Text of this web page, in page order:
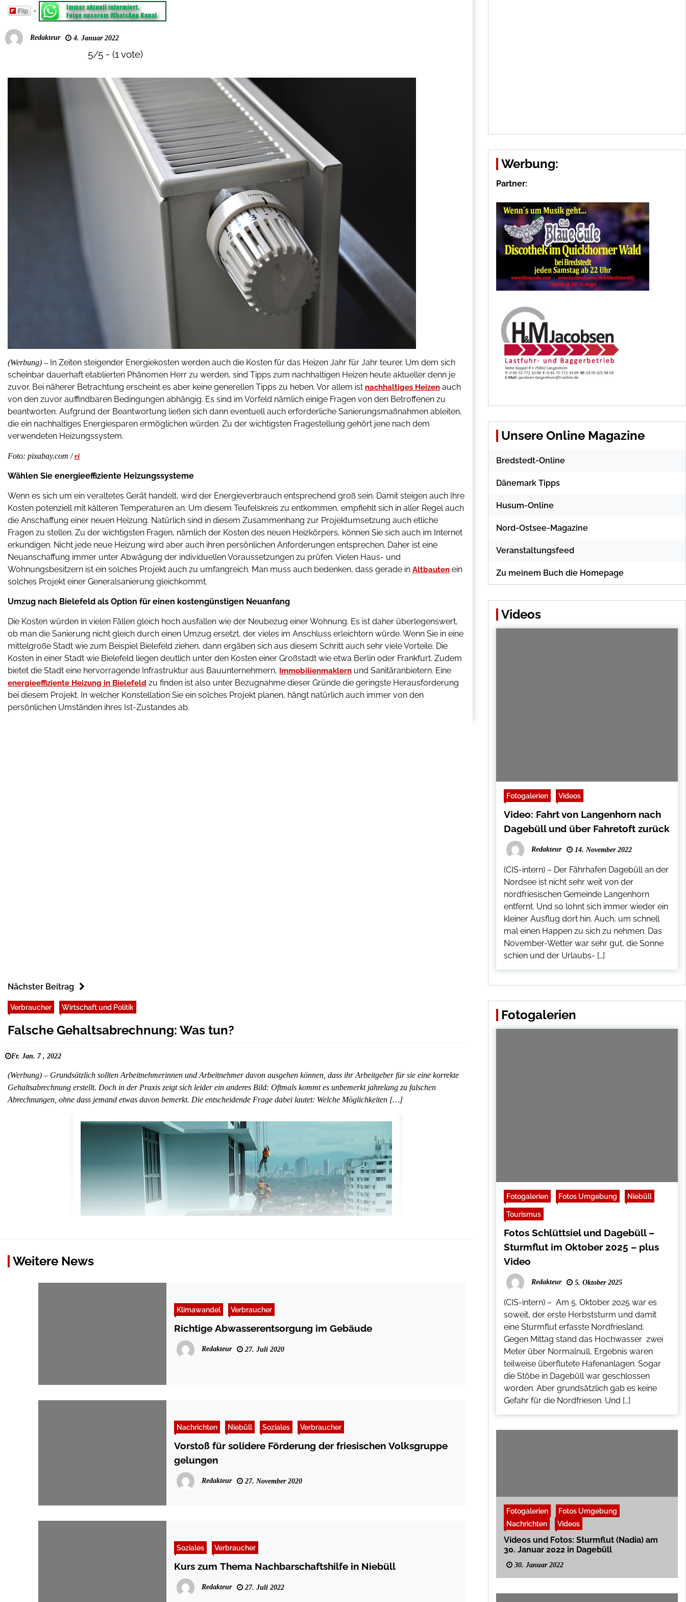
Flip -
Redakteur 4. Januar 2022
5/5 - (1 vote)
(Werbung) – In Zeiten steigender Energiekosten werden auch die Kosten für das Heizen Jahr für Jahr teurer. Um dem sich
scheinbar dauerhaft etablierten Phänomen Herr zu werden, sind Tipps zum nachhaltigen Heizen heute aktueller denn je
zuvor. Bei näherer Betrachtung erscheint es aber keine generellen Tipps zu heben. Vor allem ist nachhaltiges Heizen auch
von den zuvor auffindbaren Bedingungen abhängig. Es sind im Vorfeld nämlich einige Fragen von den Betroffenen zu
beantworten. Aufgrund der Beantwortung ließen sich dann eventuell auch erforderliche Sanierungsmaßnahmen ableiten,
die ein nachhaltiges Energiesparen ermöglichen würden. Zu der wichtigsten Fragestellung gehört jene nach dem
verwendeten Heizungssystem.
Foto: pixabay.com /ri
Wählen Sie energieeffiziente Heizungssysteme
Wenn es sich um ein veraltetes Gerät handelt, wird der Energieverbrauch entsprechend groß sein. Damit steigen auch Ihre
Kosten potenziell mit kälteren Temperaturen an. Um diesem Teufelskreis zu entkommen, empfiehlt sich in aller Regel auch
die Anschaffung einer neuen Heizung. Natürlich sind in diesem Zusammenhang zur Projektumsetzung auch etliche
Fragen zu stellen. Zu der wichtigsten Fragen, nämlich der Kosten des neuen Heizkörpers, können Sie sich auch im Internet
erkundigen. Nicht jede neue Heizung wird aber auch ihren persönlichen Anforderungen entsprechen. Daher ist eine
Neuanschaffung immer unter Abwägung der individuellen Voraussetzungen zu prüfen. Vielen Haus- und
Wohnungsbesitzern ist ein solches Projekt auch zu umfangreich. Man muss auch bedenken, dass gerade in Altbauten ein
solches Projekt einer Generalsanierung gleichkommt.
Umzug nach Bielefeld als Option für einen kostengünstigen Neuanfang
Die Kosten würden in vielen Fällen gleich hoch ausfallen wie der Neubezug einer Wohnung. Es ist daher überlegenswert,
ob man die Sanierung nicht gleich durch einen Umzug ersetzt, der vieles im Anschluss erleichtern würde. Wenn Sie in eine
mittelgroße Stadt wie zum Beispiel Bielefeld ziehen, dann ergäben sich aus diesem Schritt auch sehr viele Vorteile. Die
Kosten in einer Stadt wie Bielefeld liegen deutlich unter den Kosten einer Großstadt wie etwa Berlin oder Frankfurt. Zudem
bietet die Stadt eine hervorragende Infrastruktur aus Bauunternehmern, Immobilienmaklern und Sanitäranbietern. Eine
energieeffiziente Heizung in Bielefeld zu finden ist also unter Bezugnahme dieser Gründe die geringste Herausforderung
bei diesem Projekt. In welcher Konstellation Sie ein solches Projekt planen, hängt natürlich auch immer von den
persönlichen Umständen ihres Ist-Zustandes ab.
Nächster Beitrag
Verbraucher Wirtschaft und Politik
Falsche Gehaltsabrechnung: Was tun?
Fr. Jan. 7 , 2022
(Werbung) – Grundsätzlich sollten Arbeitnehmerinnen und Arbeitnehmer davon ausgehen können, dass ihr Arbeitgeber für sie eine korrekte
Gehaltsabrechnung erstellt. Doch in der Praxis zeigt sich leider ein anderes Bild: Oftmals kommt es unbemerkt jahrelang zu falschen
Abrechnungen, ohne dass jemand etwas davon bemerkt. Die entscheidende Frage dabei lautet: Welche Möglichkeiten […]
Weitere News
Klimawandel Verbraucher
Richtige Abwasserentsorgung im Gebäude
Redakteur 27. Juli 2020
Nachrichten Niebüll Soziales Verbraucher
Vorstoß für solidere Förderung der friesischen Volksgruppe
gelungen
Redakteur 27. November 2020
Soziales Verbraucher
Kurs zum Thema Nachbarschaftshilfe in Niebüll
Redakteur 27. Juli 2022
Werbung:
Partner:
Unsere Online Magazine
Bredstedt-Online
Dänemark Tipps
Husum-Online
Nord-Ostsee-Magazine
Veranstaltungsfeed
Zu meinem Buch die Homepage
Videos
Fotogalerien Videos
Video: Fahrt von Langenhorn nach
Dagebüll und über Fahretoft zurück
Redakteur 14. November 2022
(CIS-intern) – Der Fährhafen Dagebüll an der
Nordsee ist nicht sehr weit von der
nordfriesischen Gemeinde Langenhorn
entfernt. Und so lohnt sich immer wieder ein
kleiner Ausflug dort hin. Auch, um schnell
mal einen Happen zu sich zu nehmen. Das
November-Wetter war sehr gut, die Sonne
schien und der Urlaubs- […]
Fotogalerien
Fotogalerien Fotos Umgebung Niebüll
Tourismus
Fotos Schlüttsiel und Dagebüll –
Sturmflut im Oktober 2025 – plus
Video
Redakteur 5. Oktober 2025
(CIS-intern) – Am 5. Oktober 2025 war es
soweit, der erste Herbststurm und damit
eine Sturmflut erfasste Nordfriesland.
Gegen Mittag stand das Hochwasser zwei
Meter über Normalnull, Ergebnis waren
teilweise überflutete Hafenanlagen. Sogar
die Stöbe in Dagebüll war geschlossen
worden. Aber grundsätzlich gab es keine
Gefahr für die Nordfriesen. Und […]
Fotogalerien
Fotos Umgebung
Nachrichten
Videos
Videos und Fotos: Sturmflut (Nadia) am
30. Januar 2022 in Dagebüll
30. Januar 2022